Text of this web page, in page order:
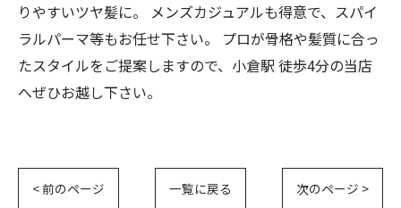
りやすいツヤ髪に。 メンズカジュアルも得意で、スパイ
ラルパーマ等もお任せ下さい。 プロが骨格や髪質に合っ
たスタイルをご提案しますので、小倉駅 徒歩4分の当店
へぜひお越し下さい。
< 前のページ 一覧に戻る 次のページ >